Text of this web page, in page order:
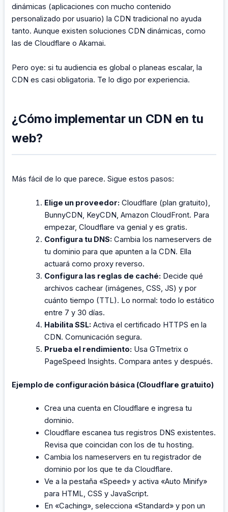
dinámicas (aplicaciones con mucho contenido
personalizado por usuario) la CDN tradicional no ayuda
tanto. Aunque existen soluciones CDN dinámicas, como
las de Cloudflare o Akamai.
Pero oye: si tu audiencia es global o planeas escalar, la
CDN es casi obligatoria. Te lo digo por experiencia.
¿Cómo implementar un CDN en tu
web?
Más fácil de lo que parece. Sigue estos pasos:
Elige un proveedor: Cloudflare (plan gratuito),
BunnyCDN, KeyCDN, Amazon CloudFront. Para
empezar, Cloudflare va genial y es gratis.
Configura tu DNS: Cambia los nameservers de
tu dominio para que apunten a la CDN. Ella
actuará como proxy reverso.
Configura las reglas de caché: Decide qué
archivos cachear (imágenes, CSS, JS) y por
cuánto tiempo (TTL). Lo normal: todo lo estático
entre 7 y 30 días.
Habilita SSL: Activa el certificado HTTPS en la
CDN. Comunicación segura.
Prueba el rendimiento: Usa GTmetrix o
PageSpeed Insights. Compara antes y después.
Ejemplo de configuración básica (Cloudflare gratuito)
Crea una cuenta en Cloudflare e ingresa tu
dominio.
Cloudflare escanea tus registros DNS existentes.
Revisa que coincidan con los de tu hosting.
Cambia los nameservers en tu registrador de
dominio por los que te da Cloudflare.
Ve a la pestaña «Speed» y activa «Auto Minify»
para HTML, CSS y JavaScript.
En «Caching», selecciona «Standard» y pon un